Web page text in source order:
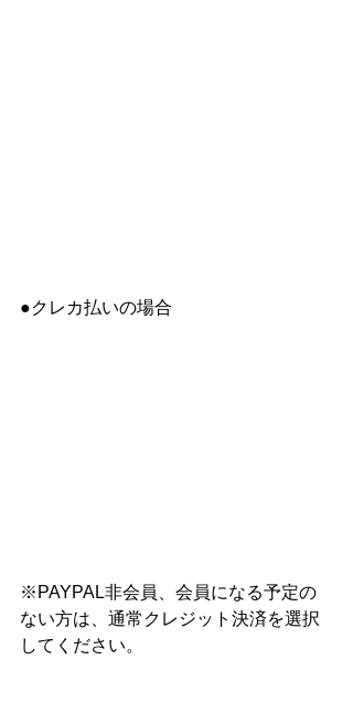
●クレカ払いの場合
※PAYPAL非会員、会員になる予定の
ない方は、通常クレジット決済を選択
してください。